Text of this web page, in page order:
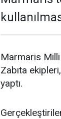
Marmaris
Zabıta
yaptı.